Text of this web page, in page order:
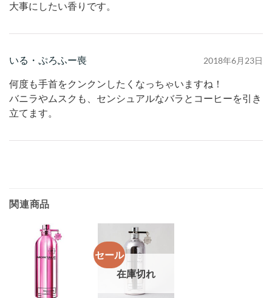
大事にしたい香りです。
いる・ぷろふー喪 2018年6月23日
何度も手首をクンクンしたくなっちゃいますね！
バニラやムスクも、センシュアルなバラとコーヒーを引き
立てます。
関連商品
セール
在庫切れ